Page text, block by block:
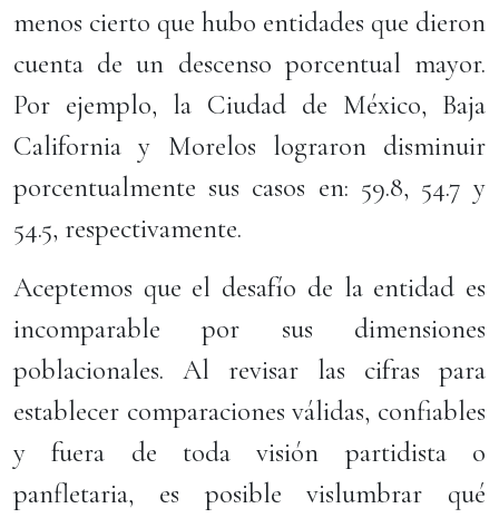
menos cierto que hubo entidades que dieron
cuenta de un descenso porcentual mayor.
Por ejemplo, la Ciudad de México, Baja
California y Morelos lograron disminuir
porcentualmente sus casos en: 59.8, 54.7 y
54.5, respectivamente.
Aceptemos que el desafío de la entidad es
incomparable por sus dimensiones
poblacionales. Al revisar las cifras para
establecer comparaciones válidas, confiables
y fuera de toda visión partidista o
panfletaria, es posible vislumbrar qué